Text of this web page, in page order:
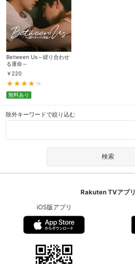
Between Us～縒り合わせ
る運命～
￥ 220
無料あり
除外キーワードで絞り込む
Rakuten TVアプリ
iOS版アプリ